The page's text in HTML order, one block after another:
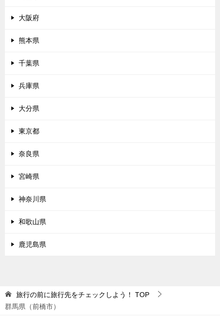
大阪府
熊本県
千葉県
兵庫県
大分県
東京都
奈良県
宮崎県
神奈川県
和歌山県
鹿児島県
旅行の前に旅行先をチェックしよう！
TOP
群馬県（前橋市）